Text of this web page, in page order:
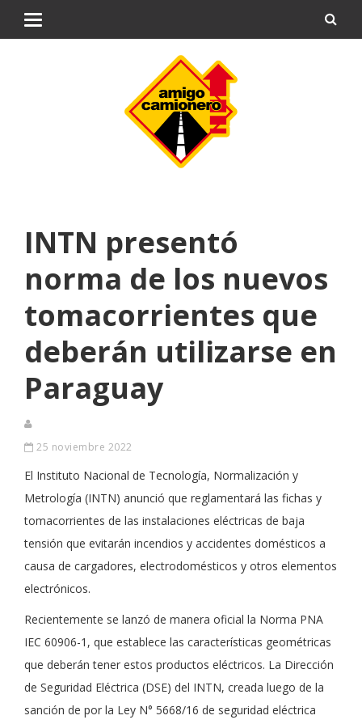
INTN presentó
norma de los nuevos
tomacorrientes que
deberán utilizarse en
Paraguay
25 noviembre 2022
El Instituto Nacional de Tecnología, Normalización y
Metrología (INTN) anunció que reglamentará las fichas y
tomacorrientes de las instalaciones eléctricas de baja
tensión que evitarán incendios y accidentes domésticos a
causa de cargadores, electrodomésticos y otros elementos
electrónicos.
Recientemente se lanzó de manera oficial la Norma PNA
IEC 60906-1, que establece las características geométricas
que deberán tener estos productos eléctricos. La Dirección
de Seguridad Eléctrica (DSE) del INTN, creada luego de la
sanción de por la Ley N° 5668/16 de seguridad eléctrica